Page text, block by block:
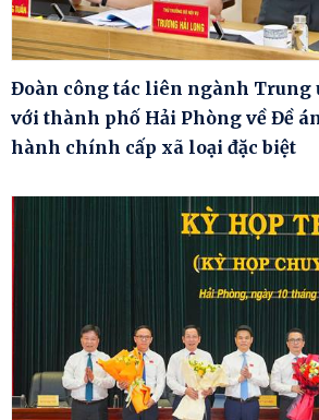
Đoàn công tác liên ngành Trung
với thành phố Hải Phòng về Đề
hành chính cấp xã loại đặc biệt